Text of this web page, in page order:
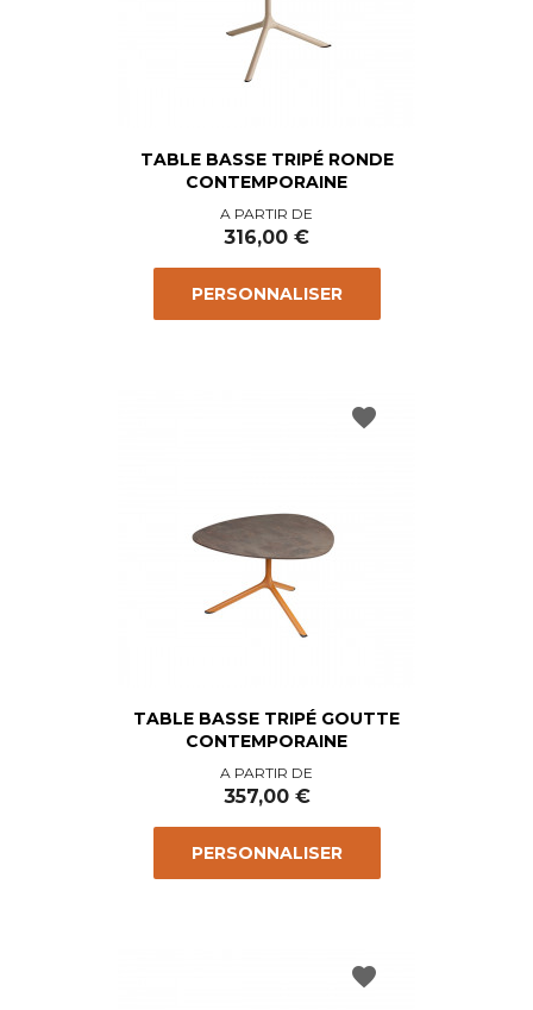
TABLE BASSE TRIPÉ RONDE
CONTEMPORAINE
Prix
A PARTIR DE
316,00 €
PERSONNALISER
TABLE BASSE TRIPÉ GOUTTE
CONTEMPORAINE
Prix
A PARTIR DE
357,00 €
PERSONNALISER
favorite
favorite